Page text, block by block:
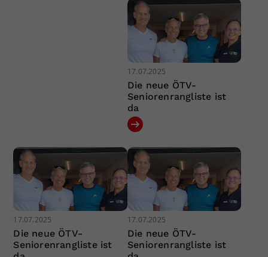
17.07.2025
Die neue ÖTV-
Seniorenrangliste ist
da
17.07.2025
Die neue ÖTV-
Seniorenrangliste ist
17.07.2025
Die neue ÖTV-
Seniorenrangliste ist